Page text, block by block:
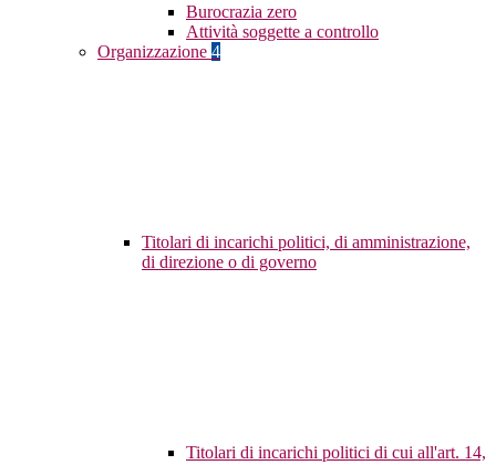
Burocrazia zero
Attività soggette a controllo
Organizzazione 4
Titolari di incarichi politici, di amministrazione,
di direzione o di governo
Titolari di incarichi politici di cui all'art. 14,